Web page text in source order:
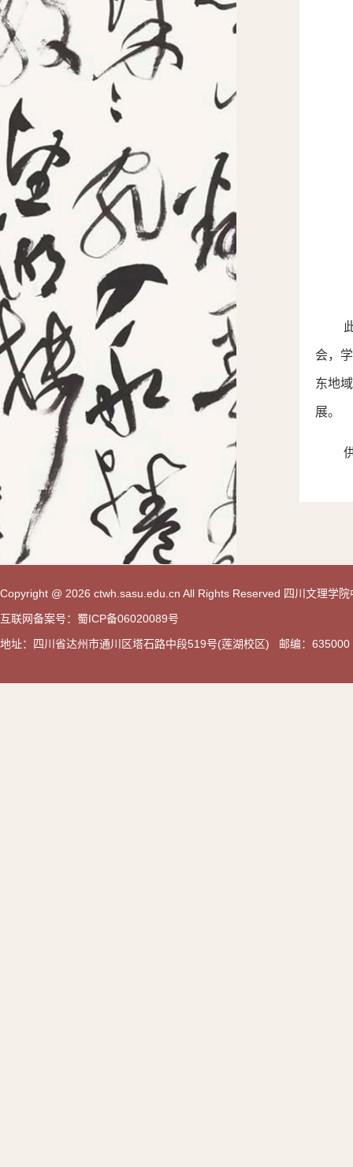
会，
东地
展。
Copyright @ 2026 ctwh.sasu.edu.cn All Rights Reserved 四川文理学
互联网备案号：蜀ICP备06020089号
地址：四川省达州市通川区塔石路中段519号(莲湖校区) 邮编：